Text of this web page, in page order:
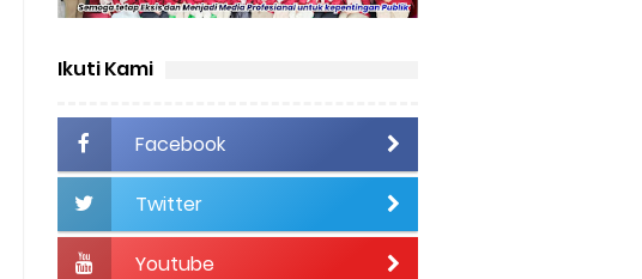
Ikuti Kami
Facebook
Twitter
Youtube